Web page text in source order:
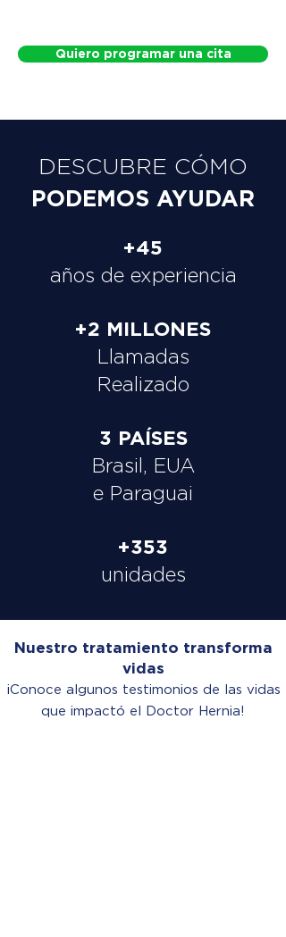
Quiero programar una cita
DESCUBRE CÓMO
PODEMOS AYUDAR
+45
años de experiencia
+2 MILLONES
Llamadas
Realizado
3 PAÍSES
Brasil, EUA
e Paraguai
+353
unidades
Nuestro tratamiento transforma
vidas
¡Conoce algunos testimonios de las vidas
que impactó el Doctor Hernia!